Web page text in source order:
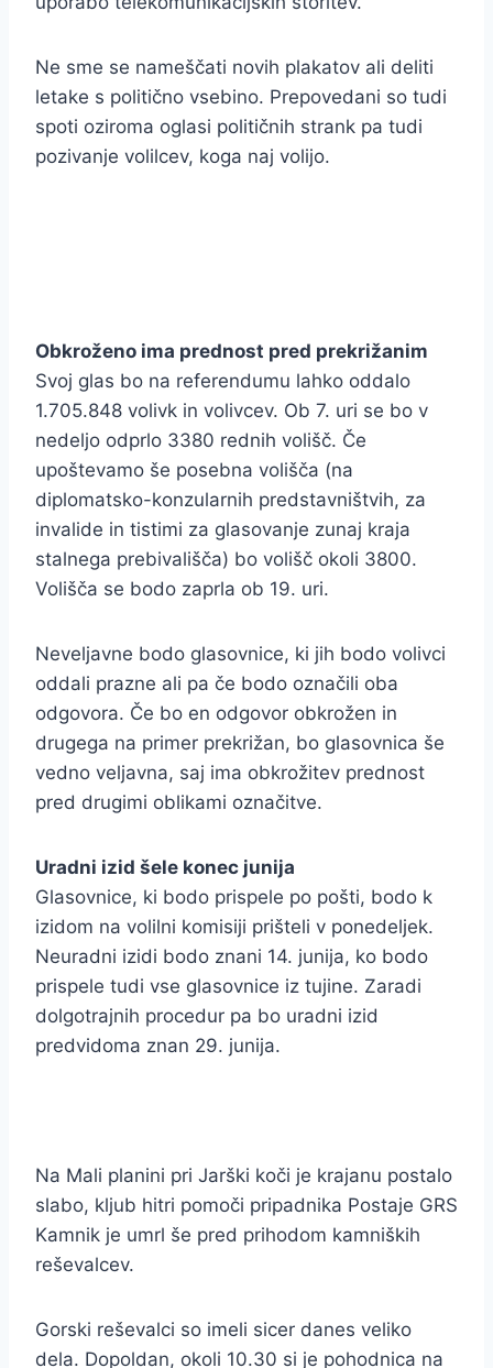
Ne sme se nameščati novih plakatov ali deliti
letake s politično vsebino. Prepovedani so tudi
spoti oziroma oglasi političnih strank pa tudi
pozivanje volilcev, koga naj volijo.
Obkroženo ima prednost pred prekrižanim
Svoj glas bo na referendumu lahko oddalo
1.705.848 volivk in volivcev. Ob 7. uri se bo v
nedeljo odprlo 3380 rednih volišč. Če
upoštevamo še posebna volišča (na
diplomatsko-konzularnih predstavništvih, za
invalide in tistimi za glasovanje zunaj kraja
stalnega prebivališča) bo volišč okoli 3800.
Volišča se bodo zaprla ob 19. uri.
Neveljavne bodo glasovnice, ki jih bodo volivci
oddali prazne ali pa če bodo označili oba
odgovora. Če bo en odgovor obkrožen in
drugega na primer prekrižan, bo glasovnica še
vedno veljavna, saj ima obkrožitev prednost
pred drugimi oblikami označitve.
Uradni izid šele konec junija
Glasovnice, ki bodo prispele po pošti, bodo k
izidom na volilni komisiji prišteli v ponedeljek.
Neuradni izidi bodo znani 14. junija, ko bodo
prispele tudi vse glasovnice iz tujine. Zaradi
dolgotrajnih procedur pa bo uradni izid
predvidoma znan 29. junija.
Na Mali planini pri Jarški koči je krajanu postalo
slabo, kljub hitri pomoči pripadnika Postaje GRS
Kamnik je umrl še pred prihodom kamniških
reševalcev.
Gorski reševalci so imeli sicer danes veliko
dela. Dopoldan, okoli 10.30 si je pohodnica na